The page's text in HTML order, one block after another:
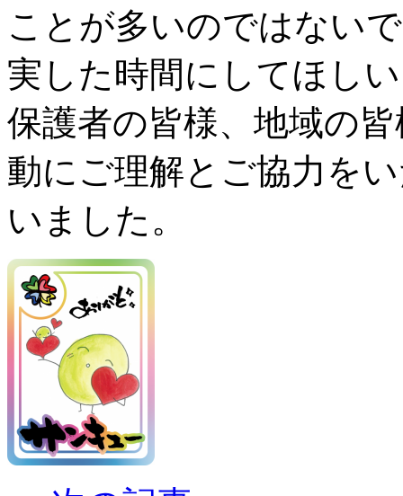
ことが多いのではない
実した時間にしてほし
保護者の皆様、地域の
動にご理解とご協力を
いました。